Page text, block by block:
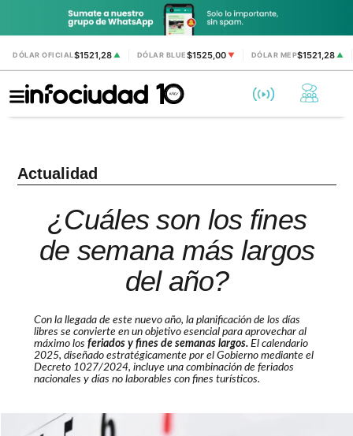
DÓLAR OFICIAL$1521,28 ▲ DÓLAR BLUE$1525,00 ▼ DÓLAR MEP$1521,28▲
Actualidad
¿Cuáles son los fines
de semana más largos
del año?
Con la llegada de este nuevo año, la planificación de los días
libres se convierte en un objetivo esencial para aprovechar al
máximo los feriados y fines de semanas largos.El calendario
2025, diseñado estratégicamente por el Gobierno mediante el
Decreto 1027/2024, incluye una combinación de feriados
nacionales y días no laborables con fines turísticos.